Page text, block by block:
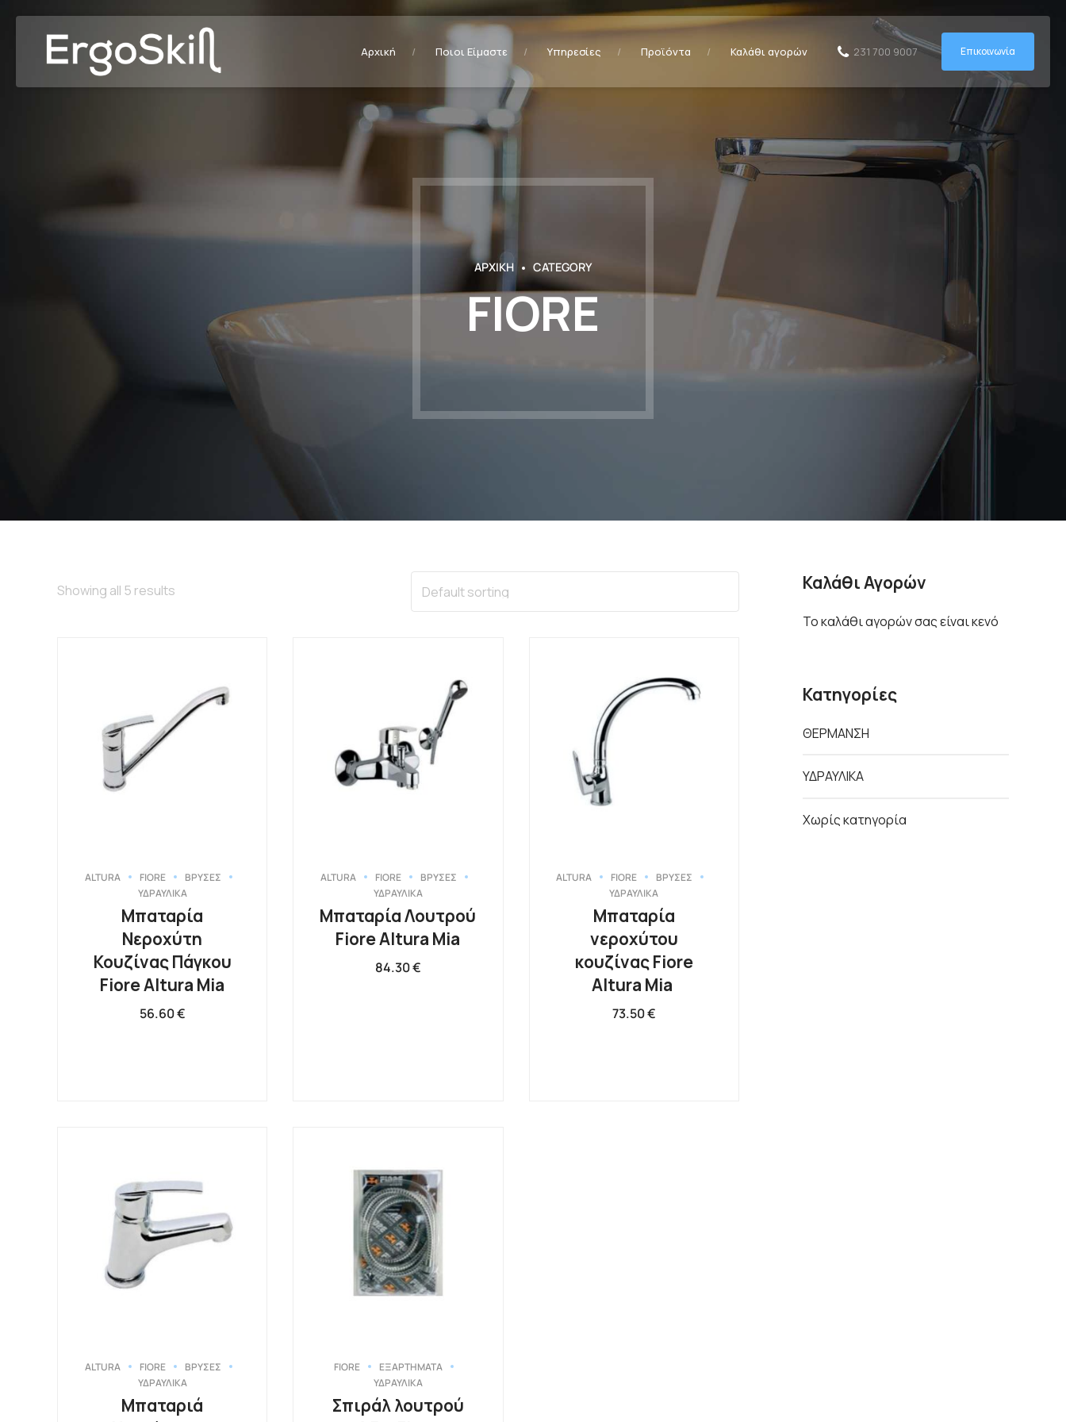
231 700 9007 Επικοινωνία
Αρχική Ποιοι Είμαστε Υπηρεσίες Προϊόντα Καλάθι αγορών
ΑΡΧΙΚΗ CATEGORY
FIORE
Showing all 5 results
ALTURA FIORE
ΒΡΥΣΕΣ
ΥΔΡΑΥΛΙΚΑ
Mπαταρία
Νεροχύτη
Κουζίνας Πάγκου
Fiore Altura Mia
56.60€
ALTURA FIORE
ΒΡΥΣΕΣ
ΥΔΡΑΥΛΙΚΑ
Μπαταρία Λουτρού
Fiore Altura Mia
84.30€
ALTURA FIORE
ΒΡΥΣΕΣ
ΥΔΡΑΥΛΙΚΑ
Μπαταρία
νεροχύτου
κουζίνας Fiore
Altura Mia
73.50€
ALTURA FIORE
ΒΡΥΣΕΣ
ΥΔΡΑΥΛΙΚΑ
Μπαταριά
FIORE
ΕΞΑΡΤΗΜΑΤΑ
ΥΔΡΑΥΛΙΚΑ
Σπιράλ λουτρού
Καλάθι Αγορών
Το καλάθι αγορών σας είναι κενό
Κατηγορίες
ΘΕΡΜΑΝΣΗ
ΥΔΡΑΥΛΙΚΑ
Χωρίς κατηγορία